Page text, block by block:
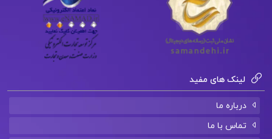
لینک های مفید
درباره ما
تماس با ما